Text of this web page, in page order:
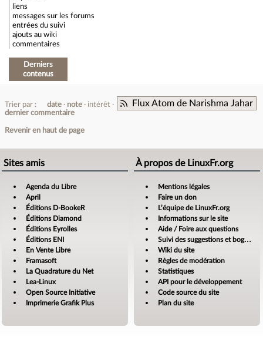
liens
messages sur les forums
entrées du suivi
ajouts au wiki
commentaires
Derniers
contenus
Flux Atom de Narishma Jahar
Trier par : date note
intérêt
dernier commentaire
Revenir en haut de page
Sites amis
Agenda du Libre
April
Éditions D-BookeR
Éditions Diamond
Éditions Eyrolles
Éditions ENI
En Vente Libre
Framasoft
La Quadrature du Net
Lea-Linux
Open Source Initiative
Imprimerie Grafik Plus
À propos de LinuxFr.org
Mentions légales
Faire un don
L’équipe de LinuxFr.org
Informations sur le site
Aide / Foire aux questions
Suivi des suggestions et bogues
Wiki du site
Règles de modération
Statistiques
API pour le développement
Code source du site
Plan du site